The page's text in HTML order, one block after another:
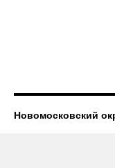
Новомосковский